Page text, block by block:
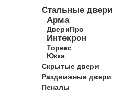
Стальные двери
Арма
ДвериПро
Интекрон
Торекс
Юкка
Скрытые двери
Раздвижные двери
Пеналы